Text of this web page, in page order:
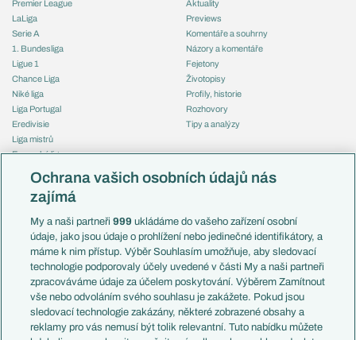
Premier League
LaLiga
Serie A
1. Bundesliga
Ligue 1
Chance Liga
Niké liga
Liga Portugal
Eredivisie
Liga mistrů
Evropská liga
Mistrovství světa
Liga národů
Témata
Představení týmů MS
EuroSkauting
PL v kostce
Evropské koeficienty
Přestupy
Přestupové spekulace
Aktuality
Previews
Komentáře a souhrny
Názory a komentáře
Fejetony
Životopisy
Profily, historie
Rozhovory
Tipy a analýzy
Česko
Francie
Itálie
Německo
Španělsko
Argentina
Brazílie
Přestupy
Ochrana vašich osobních údajů nás
zajímá
My a naši partneři999 ukládáme do vašeho zařízení osobní
údaje, jako jsou údaje o prohlížení nebo jedinečné identifikátory, a
máme k nim přístup. Výběr Souhlasím umožňuje, aby sledovací
technologie podporovaly účely uvedené v části My a naši partneři
zpracováváme údaje za účelem poskytování. Výběrem Zamítnout
vše nebo odvoláním svého souhlasu je zakážete. Pokud jsou
sledovací technologie zakázány, některé zobrazené obsahy a
reklamy pro vás nemusí být tolik relevantní. Tuto nabídku můžete